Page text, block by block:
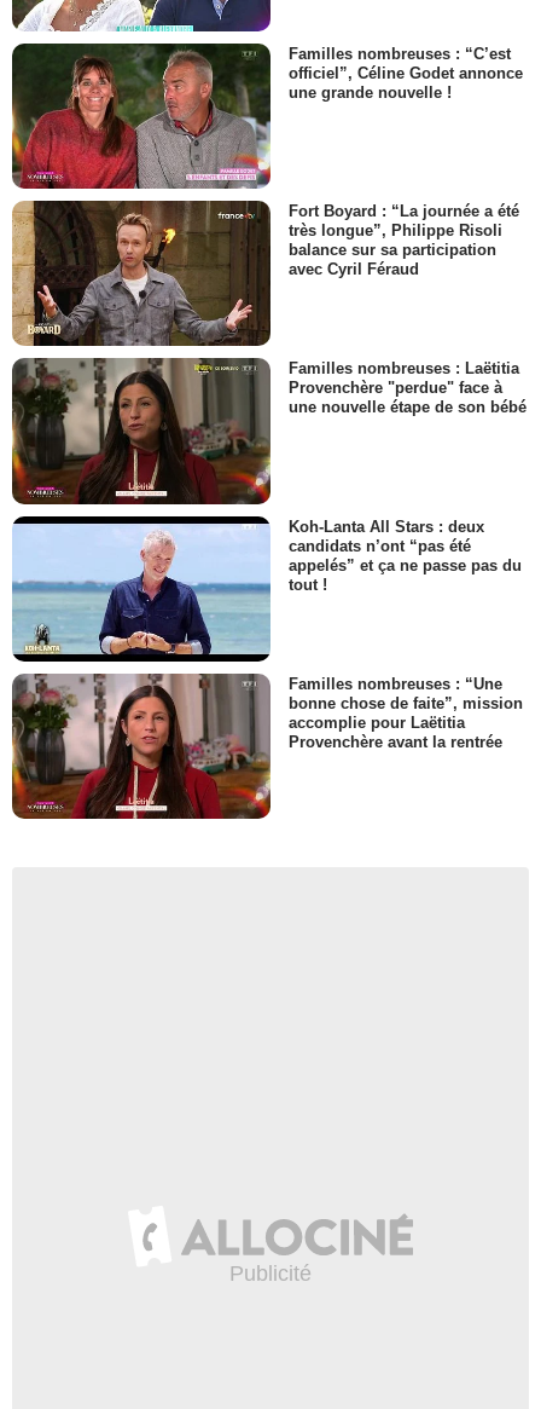
Familles nombreuses : “C’est
officiel”, Céline Godet annonce
une grande nouvelle !
Fort Boyard : “La journée a été
très longue”, Philippe Risoli
balance sur sa participation
avec Cyril Féraud
Familles nombreuses : Laëtitia
Provenchère "perdue" face à
une nouvelle étape de son bébé
Koh-Lanta All Stars : deux
candidats n’ont “pas été
appelés” et ça ne passe pas du
tout !
Familles nombreuses : “Une
bonne chose de faite”, mission
accomplie pour Laëtitia
Provenchère avant la rentrée